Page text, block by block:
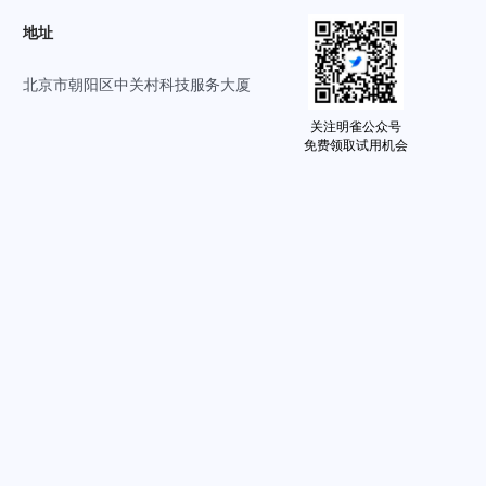
地址
北京市朝阳区中关村科技服务大厦
关注明雀公众号
免费领取试用机会